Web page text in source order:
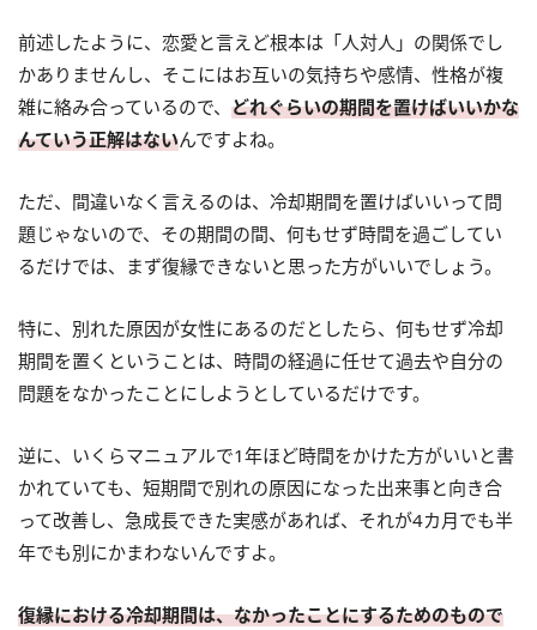
前述したように、恋愛と言えど根本は「人対人」の関係でし
かありませんし、そこにはお互いの気持ちや感情、性格が複
雑に絡み合っているので、 どれぐらいの期間を置けばいいかな
んていう正解はないんですよね。
ただ、間違いなく言えるのは、冷却期間を置けばいいって問
題じゃないので、その期間の間、何もせず時間を過ごしてい
るだけでは、まず復縁できないと思った方がいいでしょう。
特に、別れた原因が女性にあるのだとしたら、何もせず冷却
期間を置くということは、時間の経過に任せて過去や自分の
問題をなかったことにしようとしているだけです。
逆に、いくらマニュアルで1年ほど時間をかけた方がいいと書
かれていても、短期間で別れの原因になった出来事と向き合
って改善し、急成長できた実感があれば、それが4カ月でも半
年でも別にかまわないんですよ。
復縁における冷却期間は、なかったことにするためのもので